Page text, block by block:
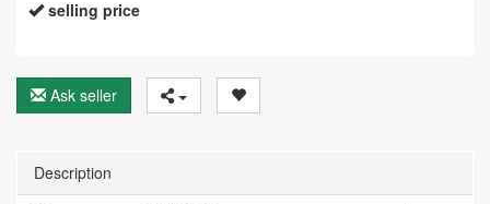
selling price
Ask seller
Description